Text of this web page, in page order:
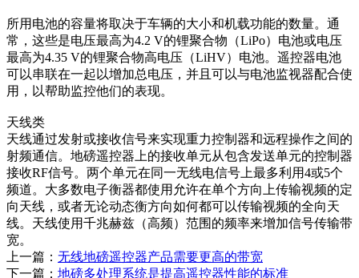
所用电池的容量将取决于车辆的大小和机载功能的数量。通
常，这些是电压最高为4.2 V的锂聚合物（LiPo）电池或电压
最高为4.35 V的锂聚合物高电压（LiHV）电池。遥控器电池
可以串联在一起以增加总电压，并且可以与电池监视器配合使
用，以帮助监控他们的表现。
天线类
天线通过发射或接收信号来实现重力控制器和远程操作之间的
射频通信。地磅遥控器上的接收单元从包含发送单元的控制器
接收RF信号。两个单元在同一无线电信号上最多利用4或5个
频道。大多数电子衡器都使用允许在单个方向上传输视频的定
向天线，或者无论动态衡方向如何都可以传输视频的全向天
线。天线使用千兆赫兹（高频）范围的频率来增加信号传输带
宽。
上一篇： 无线地磅遥控器产品需要更高的带宽
下一篇： 地磅多处理系统是提高遥控器性能的标准